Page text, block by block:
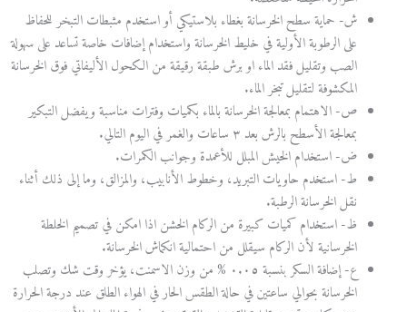
ش‌- حماية سطح الخرسانة بغطاء بلاستيكي أو استخدم مثبطات التبخر للحفاظ
على الرطوبة الأولية في خليط الخرسانة واستخدام إضافات خاصة تساعد على سهولة
الصب وتقليل فقد الماء او برش طبقة رقيقة من الكحول الأليفاتي فوق الخرسانة
المكشوفة لتقليل تبخر الماء.
ص‌- الاهتمام بمعالجة الخرسانة بالماء بكميات وفترات مناسبة ويفضل التبكير
بمعالجة الأسطح بالرش بعد ٣ ساعات والغمر في اليوم التالي.
ض‌- استخدام الخيش المبلل للأعمدة وجوانب الكمرات.
ط‌- استخدم حاويات التبريد، وخطوط الأنابيب، والمزالق، وما إلى ذلك أثناء
نقل الخرسانة الرطبة.
ظ‌- استخدام كميات كبيرة من الركام الخشن اذا امكن في تصميم الخلطة
الخرسانية لأن الركام سيقلل من احتمالية انكماش الخرسانة.
ع‌- إضافة السكر بنسبة ٠.٠٥ % من وزن الاسمنت، يؤخر وقت شك وتصلب
الخرسانة بحوالي ساعتين في حالة الطقس الحار في الهواء الطلق عند درجة الحرارة